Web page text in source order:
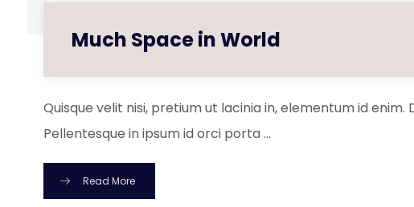
Much Space in World
Quisque velit nisi, pretium ut lacinia in, elementum id
Pellentesque in ipsum id orci porta ...
Read More